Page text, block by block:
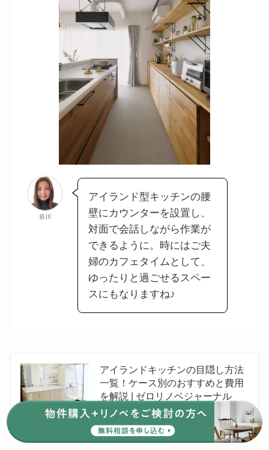
谷川
アイランド型キッチンの腰
壁にカウンターを設置し、
対面で会話しながら作業が
できるように。時にはご夫
婦のカフェタイムとして、
ゆったりと過ごせるスペー
スにもなりますね♪
ゼロリノベジャーナル
アイランドキッチンの目隠し方法
一覧！ケース別のおすすめと費用
を解説 | ゼロリノベジャーナル